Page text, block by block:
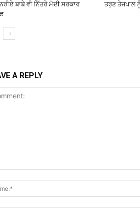
ਬਾਬੇ ਵੀ ਨਿੱਤਰੇ ਮੋਦੀ ਸਰਕਾਰ
ਤਰੁਣ ਤੇਜਪਾਲ
A REPLY